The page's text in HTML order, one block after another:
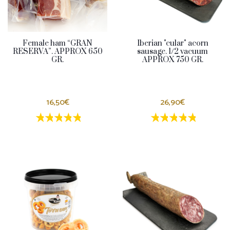
Female ham “GRAN
RESERVA”. APPROX 650
GR.
16,50€
4 estrellas
3 estrellas
2 estrellas
1 estrellas
Iberian "cular" acorn
sausage. 1/2 vacuum
APPROX 750 GR.
26,90€
4
3
2 estrellas
1 estrellas